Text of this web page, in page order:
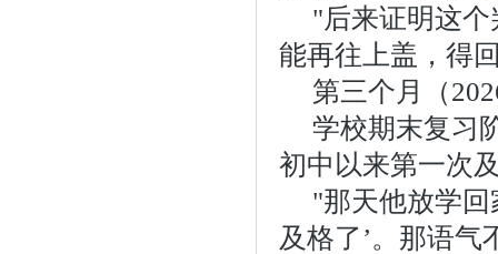
"后来证明这
能再往上盖，得
第三个月（
学校期末复习
初中以来第一次
"那天他放学
及格了’。那语